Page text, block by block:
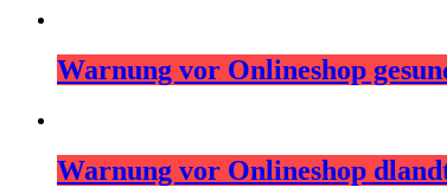
Warnung vor Onlineshop
Warnung vor Onlineshop